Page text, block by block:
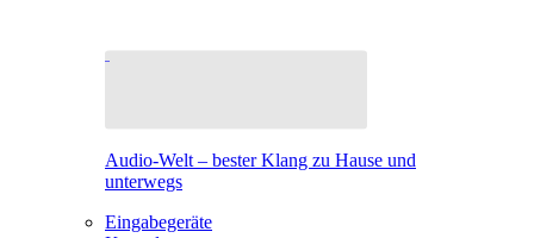
Audio-Welt – bester Klang zu Hause und
unterwegs
Eingabegeräte